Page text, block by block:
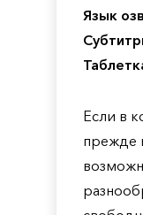
Язык
Если в
прежде